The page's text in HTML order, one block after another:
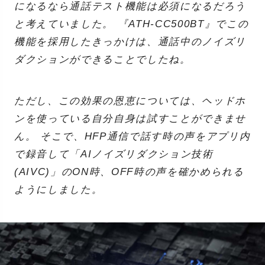
になるなら通話テスト機能は必須になるだろう
と考えていました。 『ATH-CC500BT』でこの
機能を採用したきっかけは、通話中のノイズリ
ダクションができることでしたね。
ただし、この効果の恩恵については、ヘッドホ
ンを使っている自分自身は試すことができませ
ん。 そこで、HFP通信で話す時の声をアプリ内
で録音して「AIノイズリダクション技術
(AIVC)」のON時、OFF時の声を確かめられる
ようにしました。